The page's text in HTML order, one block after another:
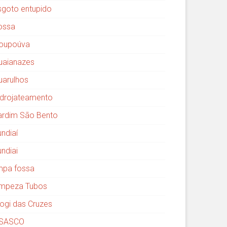
entupido
São Bento
fossa
Tubos
das Cruzes